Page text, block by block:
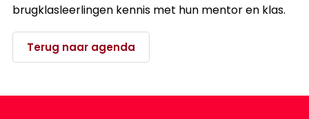
brugklasleerlingen kennis met hun mentor en klas.
Terug naar agenda